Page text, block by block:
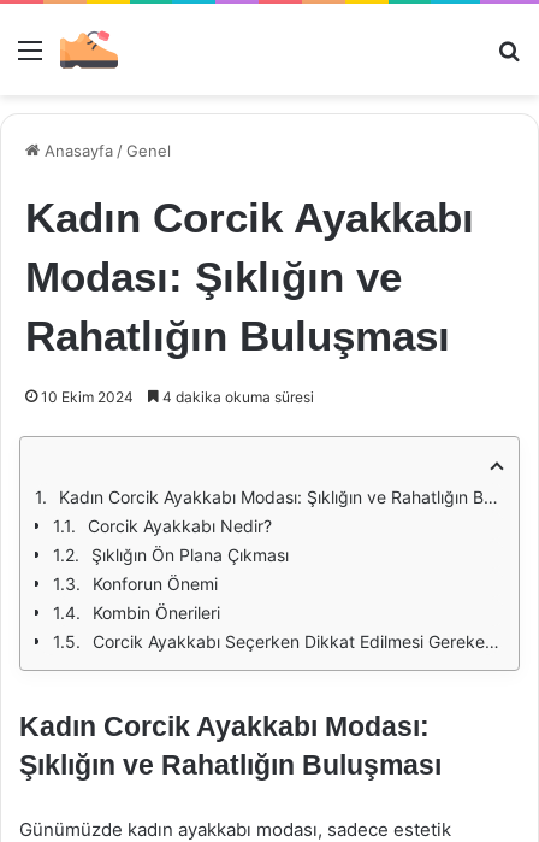
Menü
Anasayfa /Genel
Kadın Corcik Ayakkabı
Modası: Şıklığın ve
Rahatlığın Buluşması
10 Ekim 2024 4 dakika okuma süresi
Kadın Corcik Ayakkabı Modası: Şıklığın ve Rahatlığın Buluşması
Corcik Ayakkabı Nedir?
Şıklığın Ön Plana Çıkması
Konforun Önemi
Kombin Önerileri
Corcik Ayakkabı Seçerken Dikkat Edilmesi Gerekenler
Kadın Corcik Ayakkabı Modası:
Şıklığın ve Rahatlığın Buluşması
Günümüzde kadın ayakkabı modası, sadece estetik